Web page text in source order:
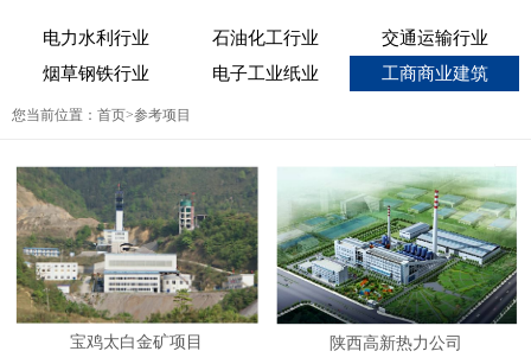
电力水利行业 石油化工行业
交通运输行业
烟草钢铁行业
电子工业纸业 工商商业建筑
您当前位置： 首页>参考项目
宝鸡太白金矿项目 陕西高新热力公司